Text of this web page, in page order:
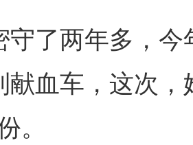
守了两年多，今
献血车，这次，
。